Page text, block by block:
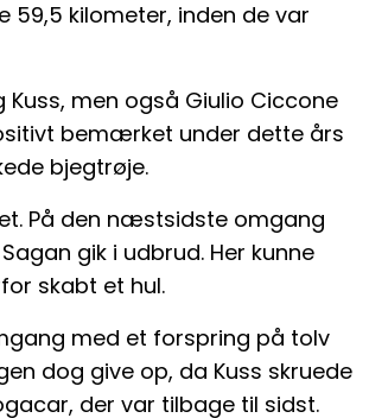
kilometer, inden de var
men også Giulio Ciccone
bemærket under dette års
bjegtrøje.
På den næstsidste omgang
gik i udbrud. Her kunne
skabt et hul.
med et forspring på tolv
dog give op, da Kuss skruede
der var tilbage til sidst.